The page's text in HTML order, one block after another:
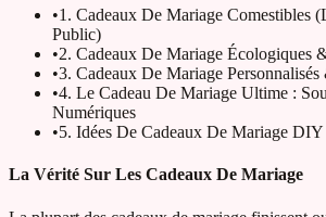
•1. Cadeaux De Mariage Comestibles
Public)
•2. Cadeaux De Mariage Écologiques
•3. Cadeaux De Mariage
•4. Le Cadeau De Mariage Ultime :
Numériques
•5. Idées De Cadeaux De Mariage
La Vérité Sur Les Cadeaux De Mariage